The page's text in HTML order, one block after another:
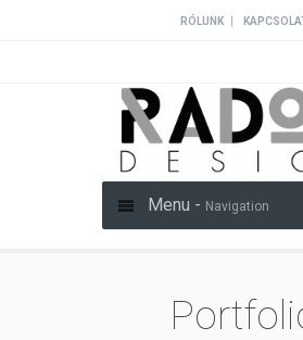
RÓLUNK |
Menu - Navigation